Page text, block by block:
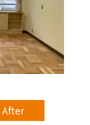
After